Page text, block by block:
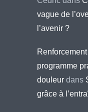
vague de
l’avenir ?
programme
douleur dans
grâce à